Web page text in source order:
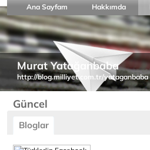
Ana Sayfam Hakkımda
Murat Yatağanbaba
http://blog.milliyet.com.tr/yataganbaba
Güncel
Bloglar